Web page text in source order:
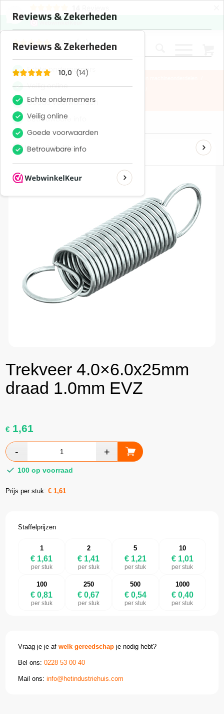
10
Home / Winkel / Bevestigingsmateriaal
Trekveer 4.0×6.0x25mm draad 1.0mm EVZ
Trekveer 4.0×6.0x25mm
draad 1.0mm EVZ
€ 1,61
100 op voorraad
Prijs per stuk:€1,61
Staffelprijzen
1
€ 1,61
per stuk
2
€ 1,41
per stuk
5
€ 1,21
per stuk
10
€ 1,01
per stuk
100
€ 0,81
per stuk
250
€ 0,67
per stuk
500
€ 0,54
per stuk
1000
€ 0,40
per stuk
Vraag je je afwelk gereedschap je nodig hebt?
Bel ons:0228 53 00 40
Mail ons:info@hetindustriehuis.com